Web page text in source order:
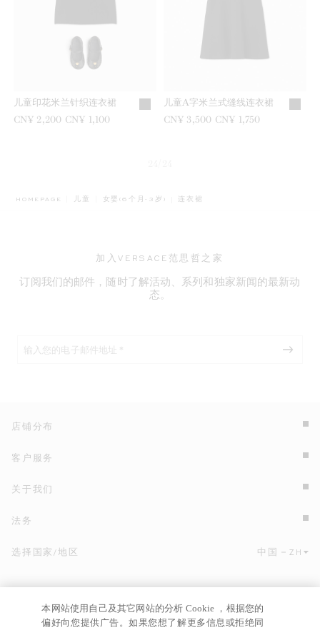
儿童印花米兰针织连衣裙
之前是
CN¥ 2,200 现在是
CN¥ 1,100
儿童A字米兰式缝线连衣裙
之前是
CN¥ 3,500 现在是
CN¥ 1,750
HOMEPAGE 儿童 女婴(6个月-3岁) 连衣裙
加入VERSACE范思哲之家
订阅我们的邮件，随时了解活动、系列和独家新闻的最新动
态。
店铺分布
客户服务
关于我们
法务
点击此处选择国家/地区和语言。
选择国家/地区 中国 ZH
本网站使用自己及其它网站的分析 Cookie ，根据您的
偏好向您提供广告。如果您想了解更多信息或拒绝同